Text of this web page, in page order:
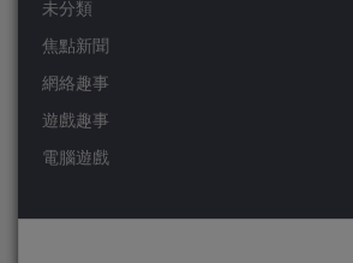
未分類
焦點新聞
網絡趣事
遊戲趣事
電腦遊戲